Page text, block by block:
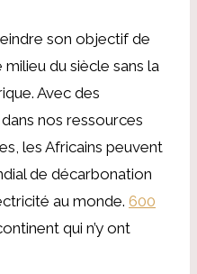
son objectif de
milieu du siècle sans la
Avec des
nos ressources
les Africains peuvent
de décarbonation
au monde. 600
qui n’y ont